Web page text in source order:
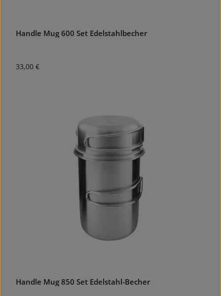
Handle Mug 600 Set Edelstahlbecher
Regulärer Preis:
33,00 €
Handle Mug 850 Set Edelstahl-Becher